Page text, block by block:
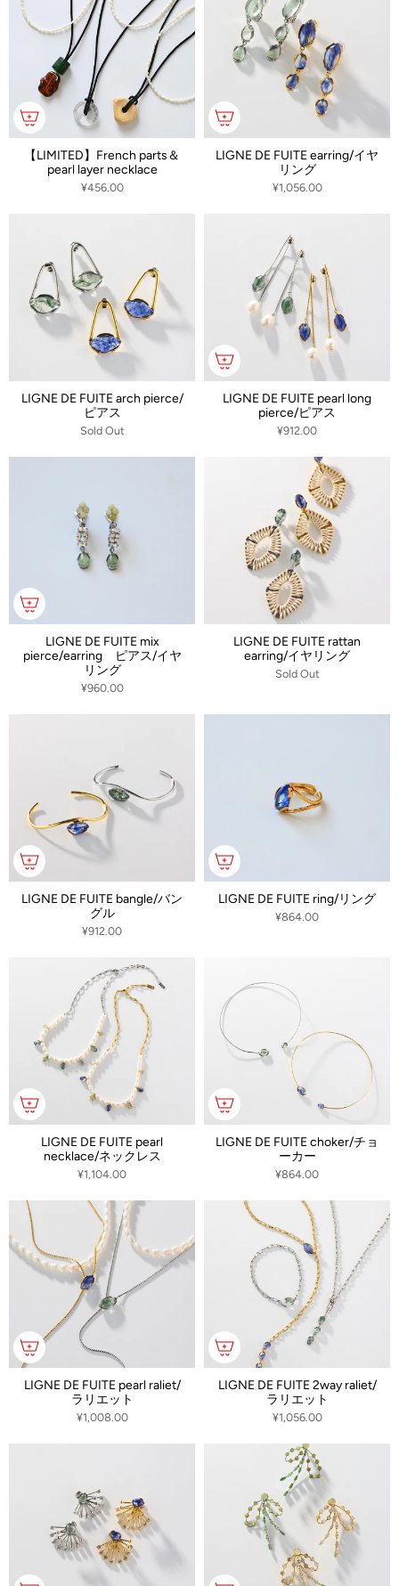
2013年S/S collectionより本格的にコレクションを発表する。
ヨーロッパの素材を合わせながら、ラタンなどの天然素材や高い技術力を要
する線加工デザインなど独特のデザインを発表している。
え
【LIMITED】French parts＆
pearl layer necklace
¥456.00
LIGNE DE FUITE earring/イヤ
リング
¥1,056.00
LIGNE DE FUITE arch pierce/
ピアス
Sold Out
LIGNE DE FUITE pearl long
pierce/ピアス
¥912.00
LIGNE DE FUITE mix
pierce/earring ピアス/イヤ
リング
¥960.00
LIGNE DE FUITE rattan
earring/イヤリング
Sold Out
LIGNE DE FUITE bangle/バン
グル
¥912.00
LIGNE DE FUITE ring/リング
¥864.00
LIGNE DE FUITE pearl
necklace/ネックレス
¥1,104.00
LIGNE DE FUITE choker/チョ
ーカー
¥864.00
LIGNE DE FUITE pearl raliet/
ラリエット
¥1,008.00
LIGNE DE FUITE 2way raliet/
ラリエット
¥1,056.00